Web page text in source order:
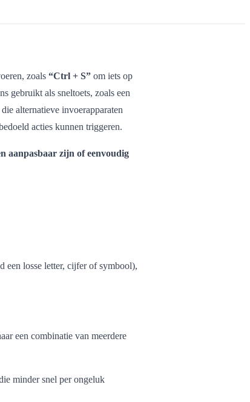
zoals “Ctrl + S” om iets op
gebruikt als sneltoets, zoals een
alternatieve invoerapparaten
acties kunnen triggeren.
aanpasbaar zijn of eenvoudig
een losse letter, cijfer of symbool),
een combinatie van meerdere
minder snel per ongeluk